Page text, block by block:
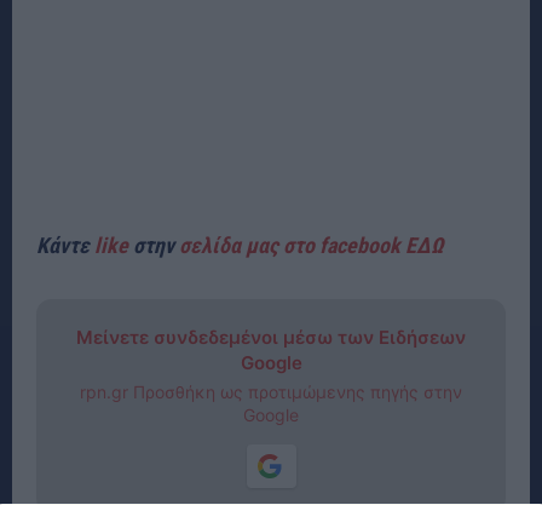
Κάντεlikeστηνσελίδα μας στο facebook ΕΔΩ
Μείνετε συνδεδεμένοι μέσω των Ειδήσεων
Google
rpn.gr Προσθήκη ως προτιμώμενης πηγής στην
Google